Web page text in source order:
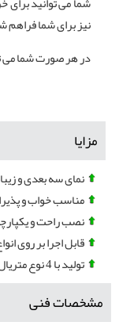
نیز برای شما
در هر صورت شما می
مزایا
نمای سه بعدی و زیبا
مناسب خواب و
نصب راحت و
قابل اجرا بر روی
تولید با 4 نوع متریال پرفروش
مشخصات فنی